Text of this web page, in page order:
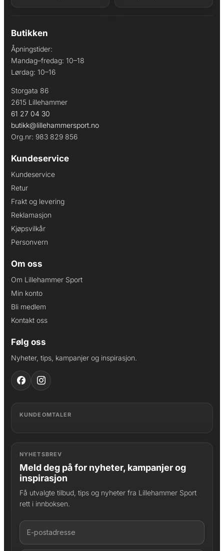
Butikken
Åpningstider:
Mandag–fredag: 10–18
Lørdag: 10–16
Storgata 86
2615 Lillehammer
61 27 04 30
butikk@lillehammersport.no
Org.nr: 983 829 856
Kundeservice
Kundeservice
Retur
Frakt og levering
Reklamasjon
Kjøpsvilkår
Personvern
Om oss
Om Lillehammer Sport
Min konto
Bli medlem
Kontakt oss
Følg oss
Nyheter, tips, kampanjer og inspirasjon.
KUNDEOMTALER
NYHETSBREV
Meld deg på for nyheter, kampanjer og
inspirasjon
Få utvalgte tilbud, tips og nyheter fra Lillehammer Sport
rett i innboksen.
LAGT I HANDLEKURV